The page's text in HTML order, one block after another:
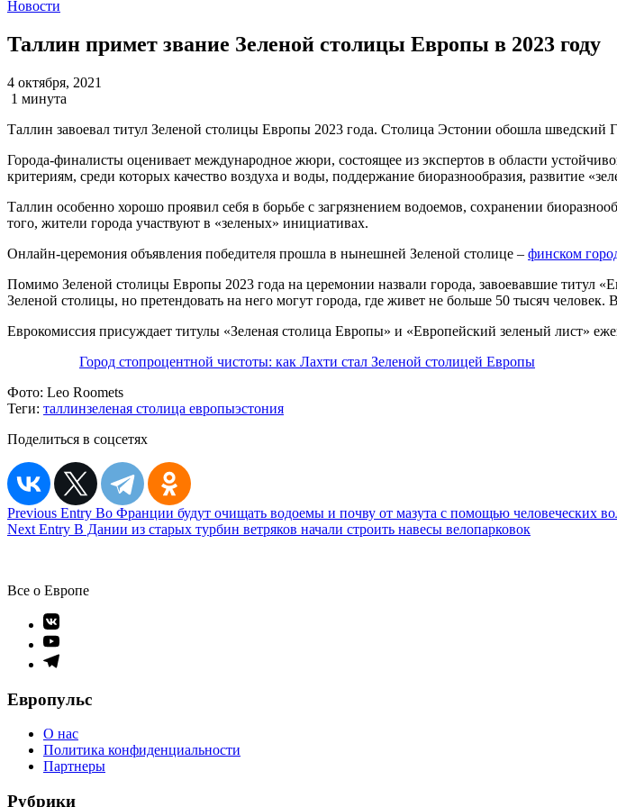
Новости
Таллин примет звание Зеленой столицы Европы в 2023 году
4 октября, 2021
1 минута
Таллин завоевал титул Зеленой столицы Европы 2023 года. Столица Эстонии обошла шведский
Города-финалисты оценивает международное жюри, состоящее из экспертов в области
критериям, среди которых качество воздуха и воды, поддержание биоразнообразия, развитие
Таллин особенно хорошо проявил себя в борьбе с загрязнением водоемов, сохранении
того, жители города участвуют в «зеленых» инициативах.
Онлайн-церемония объявления победителя прошла в нынешней Зеленой столице – финском
Помимо Зеленой столицы Европы 2023 года на церемонии назвали города, завоевавшие титул
Зеленой столицы, но претендовать на него могут города, где живет не больше 50 тысяч
Еврокомиссия присуждает титулы «Зеленая столица Европы» и «Европейский зеленый лист»
Город стопроцентной чистоты: как Лахти стал Зеленой столицей Европы
Фото: Leo Roomets
Теги: таллинзеленая столица европыэстония
Поделиться в соцсетях
Навигация
по
Previous Entry Во Франции будут очищать водоемы и почву от мазута с помощью человеческих
Next Entry В Дании из старых турбин ветряков начали строить навесы велопарковок
Все о Европе
Элемент
меню
Элемент
меню
Элемент
Европульс
О нас
Политика конфиденциальности
Партнеры
Рубрики